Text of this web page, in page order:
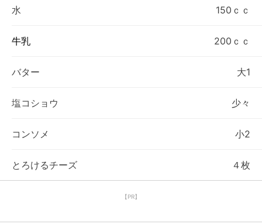
水 150ｃｃ
牛乳 200ｃｃ
バター 大1
塩コショウ 少々
コンソメ 小2
とろけるチーズ ４枚
【PR】